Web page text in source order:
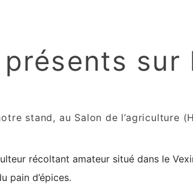
sur
stand, au Salon de l’agriculture
récoltant amateur situé dans le
pain d’épices.